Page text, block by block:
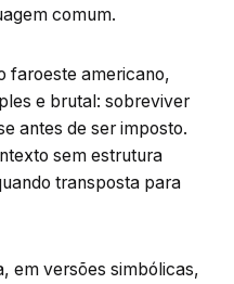
comum.
faroeste americano,
e brutal: sobreviver
antes de ser imposto.
sem estrutura
transposta para
em versões simbólicas,